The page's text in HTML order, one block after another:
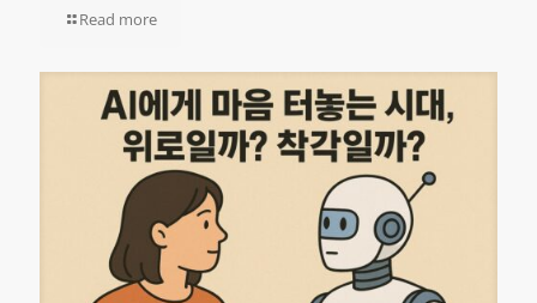
Read more